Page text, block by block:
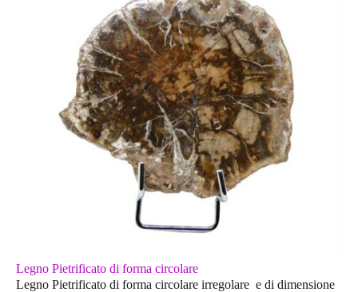
Legno Pietrificato di forma circolare
Legno Pietrificato di forma circolare irregolare e di dimensione